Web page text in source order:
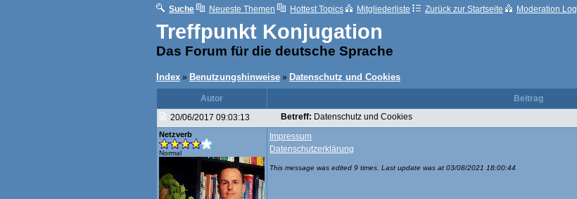
Suche Neueste Themen Hottest Topics Mitgliederliste Zurück zur Startseite Moderation Log
Treffpunkt Konjugation
Das Forum für die deutsche Sprache
Index » Benutzungshinweise » Datenschutz und Cookies
Autor
Beitrag
20/06/2017 09:03:13
Betreff: Datenschutz und Cookies
Netzverb
Normal
Impressum
Datenschutzerklärung
This message was edited 9 times. Last update was at 03/08/2021 18:00:44